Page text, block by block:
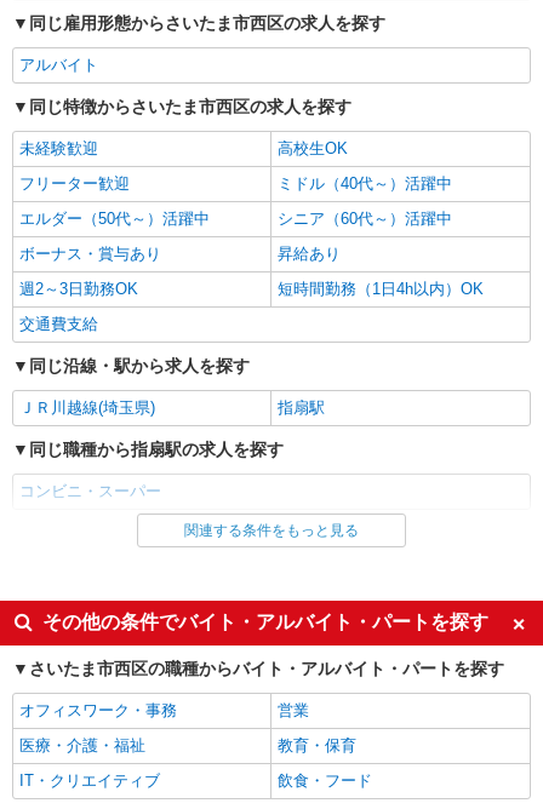
同じ雇用形態からさいたま市西区の求人を探す
アルバイト
同じ特徴からさいたま市西区の求人を探す
未経験歓迎
高校生OK
フリーター歓迎
ミドル（40代～）活躍中
エルダー（50代～）活躍中
シニア（60代～）活躍中
ボーナス・賞与あり
昇給あり
週2～3日勤務OK
短時間勤務（1日4h以内）OK
交通費支給
同じ沿線・駅から求人を探す
ＪＲ川越線(埼玉県) 指扇駅
同じ職種から指扇駅の求人を探す
コンビニ・スーパー
同じ雇用形態から指扇駅の求人を探す
同じ特徴から指扇駅の求人を探す
未経験歓迎
高校生OK
フリーター歓迎
ミドル（40代～）活躍中
エルダー（50代～）活躍中
シニア（60代～）活躍中
ボーナス・賞与あり
昇給あり
週2～3日勤務OK
短時間勤務（1日4h以内）OK
関連する条件をもっと見る
その他の条件でバイト・アルバイト・パートを探す
さいたま市西区の職種からバイト・アルバイト・パートを探す
オフィスワーク・事務
営業
医療・介護・福祉
教育・保育
IT・クリエイティブ
飲食・フード